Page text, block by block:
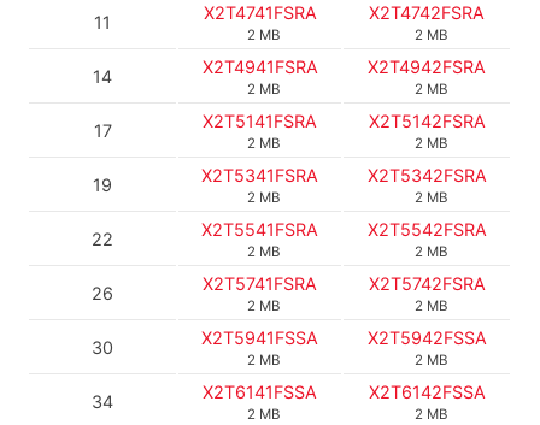
11 X2T4741FSRA
2 MB
X2T4742FSRA
2 MB
14 X2T4941FSRA
2 MB
X2T4942FSRA
2 MB
17 X2T5141FSRA
2 MB
X2T5142FSRA
2 MB
19 X2T5341FSRA
2 MB
X2T5342FSRA
2 MB
22 X2T5541FSRA
2 MB
X2T5542FSRA
2 MB
26 X2T5741FSRA
2 MB
X2T5742FSRA
2 MB
30 X2T5941FSSA
2 MB
X2T5942FSSA
2 MB
34 X2T6141FSSA
2 MB
X2T6142FSSA
2 MB